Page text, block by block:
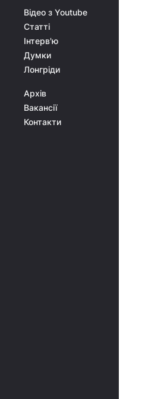
Відео з Youtube
Статті
Інтерв'ю
Думки
Лонгріди
Архів
Вакансії
Контакти